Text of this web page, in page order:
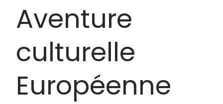
Aventure
culturelle
Européenne